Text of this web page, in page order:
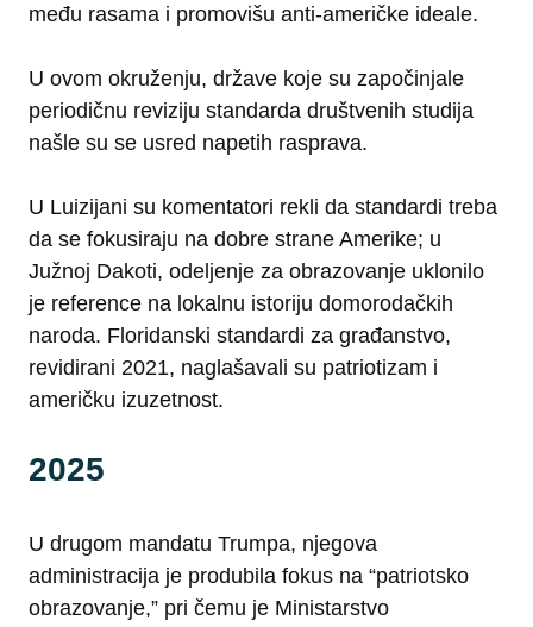
među rasama i promovišu anti-američke ideale.
U ovom okruženju, države koje su započinjale
periodičnu reviziju standarda društvenih studija
našle su se usred napetih rasprava.
U Luizijani su komentatori rekli da standardi treba
da se fokusiraju na dobre strane Amerike; u
Južnoj Dakoti, odeljenje za obrazovanje uklonilo
je reference na lokalnu istoriju domorodačkih
naroda. Floridanski standardi za građanstvo,
revidirani 2021, naglašavali su patriotizam i
američku izuzetnost.
2025
U drugom mandatu Trumpa, njegova
administracija je produbila fokus na “patriotsko
obrazovanje,” pri čemu je Ministarstvo